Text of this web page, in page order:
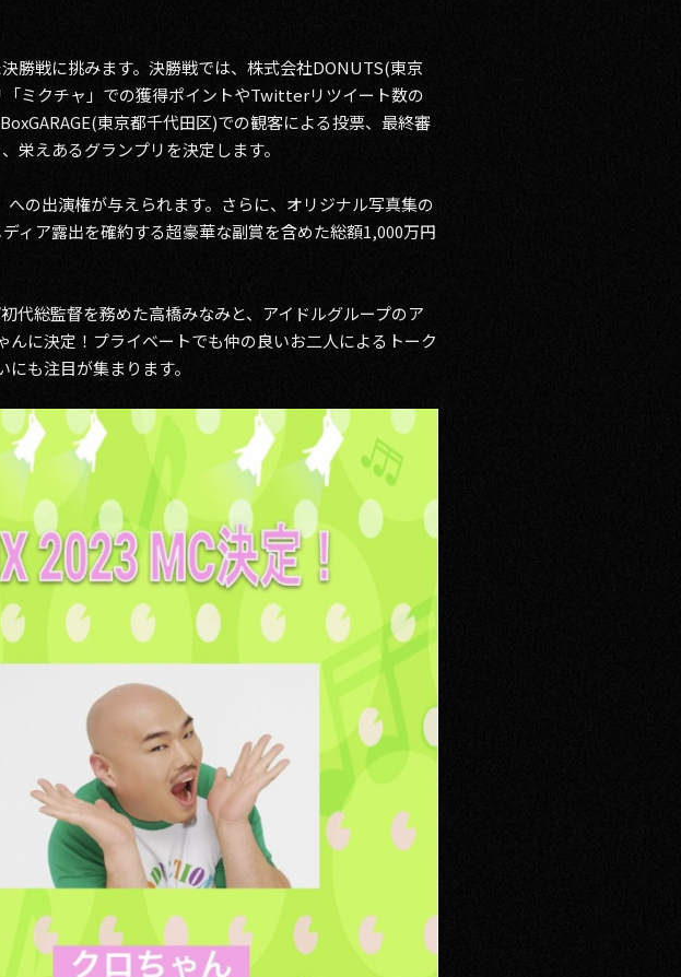
勝戦に挑みます。決勝戦では、株式会社DONUTS(東京
ミクチャ」での獲得ポイントやTwitterリツイート数の
東京都千代田区)での観客による投票、最終審
栄えあるグランプリを決定します。
の出演権が与えられます。さらに、オリジナル写真集の
ィア露出を確約する超豪華な副賞を含めた総額1,000万円
代総監督を務めた高橋みなみと、アイドルグループのア
に決定！プライベートでも仲の良いお二人によるトーク
も注目が集まります。